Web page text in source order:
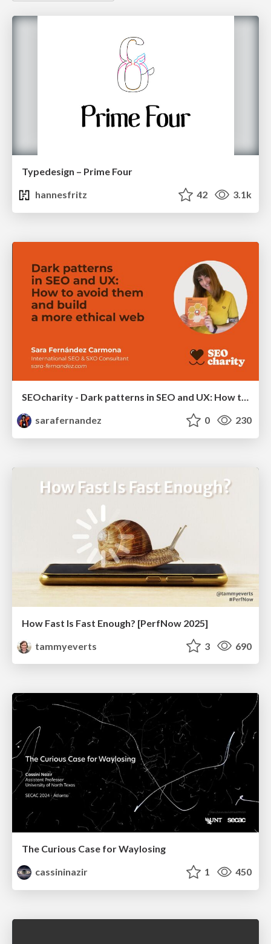
Typedesign – Prime Four
hannesfritz
42 3.1k
SEOcharity - Dark patterns in SEO and UX: How to avoid them and build a more ethical web
sarafernandez
0 230
How Fast Is Fast Enough? [PerfNow 2025]
tammyeverts
3 690
The Curious Case for Waylosing
cassininazir
1 450